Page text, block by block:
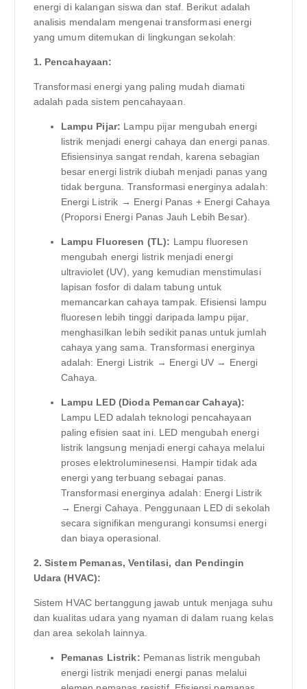
energi di kalangan siswa dan staf. Berikut adalah
analisis mendalam mengenai transformasi energi
yang umum ditemukan di lingkungan sekolah:
1. Pencahayaan:
Transformasi energi yang paling mudah diamati
adalah pada sistem pencahayaan.
Lampu Pijar: Lampu pijar mengubah energi
listrik menjadi energi cahaya dan energi panas.
Efisiensinya sangat rendah, karena sebagian
besar energi listrik diubah menjadi panas yang
tidak berguna. Transformasi energinya adalah:
Energi Listrik → Energi Panas + Energi Cahaya
(Proporsi Energi Panas Jauh Lebih Besar).
Lampu Fluoresen (TL): Lampu fluoresen
mengubah energi listrik menjadi energi
ultraviolet (UV), yang kemudian menstimulasi
lapisan fosfor di dalam tabung untuk
memancarkan cahaya tampak. Efisiensi lampu
fluoresen lebih tinggi daripada lampu pijar,
menghasilkan lebih sedikit panas untuk jumlah
cahaya yang sama. Transformasi energinya
adalah: Energi Listrik → Energi UV → Energi
Cahaya.
Lampu LED (Dioda Pemancar Cahaya):
Lampu LED adalah teknologi pencahayaan
paling efisien saat ini. LED mengubah energi
listrik langsung menjadi energi cahaya melalui
proses elektroluminesensi. Hampir tidak ada
energi yang terbuang sebagai panas.
Transformasi energinya adalah: Energi Listrik
→ Energi Cahaya. Penggunaan LED di sekolah
secara signifikan mengurangi konsumsi energi
dan biaya operasional.
2. Sistem Pemanas, Ventilasi, dan Pendingin
Udara (HVAC):
Sistem HVAC bertanggung jawab untuk menjaga suhu
dan kualitas udara yang nyaman di dalam ruang kelas
dan area sekolah lainnya.
Pemanas Listrik: Pemanas listrik mengubah
energi listrik menjadi energi panas melalui